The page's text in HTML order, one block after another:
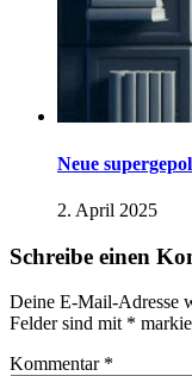
Neue
2. April 2025
Schreibe einen
Deine E-Mail-Adresse
Felder sind mit *
Kommentar *